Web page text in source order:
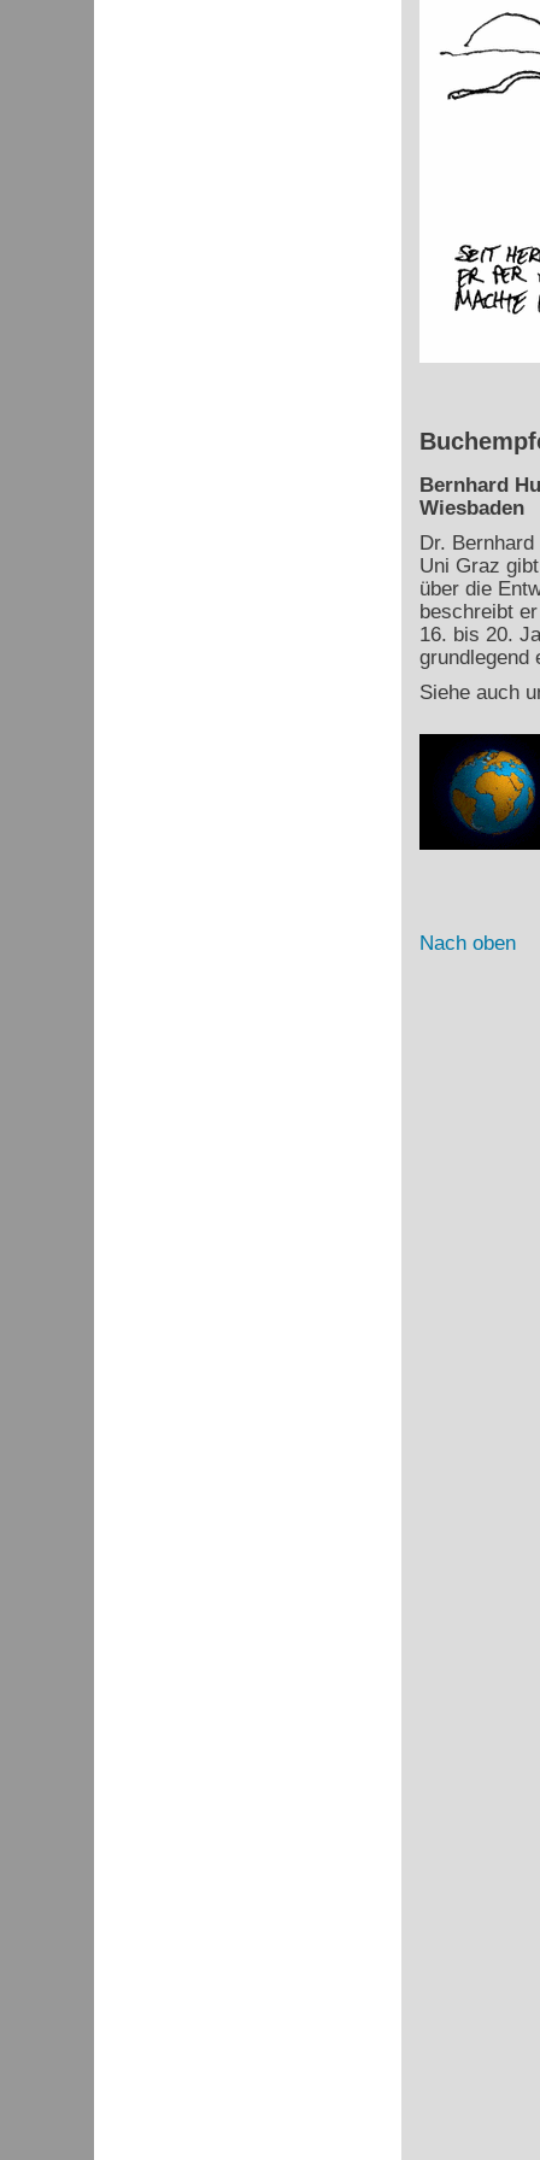
Bernhard
Wiesbaden
Dr.
Uni Graz
über die
beschreibt
16. bis 20.
grundlegend
Siehe auch
Nach oben